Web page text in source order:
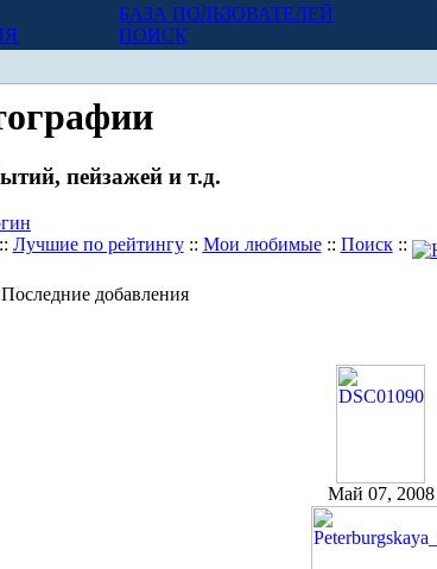
БАЗА ПОЛЬЗОВАТЕЛЕЙ
ПОИСК
пейзажей и т.д.
Лучшие по рейтингу:: Мои любимые:: Поиск::
добавления
Май 07, 2008